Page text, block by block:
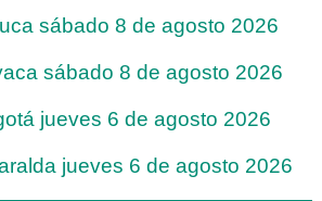
sábado 8 de agosto 2026
sábado 8 de agosto 2026
jueves 6 de agosto 2026
jueves 6 de agosto 2026